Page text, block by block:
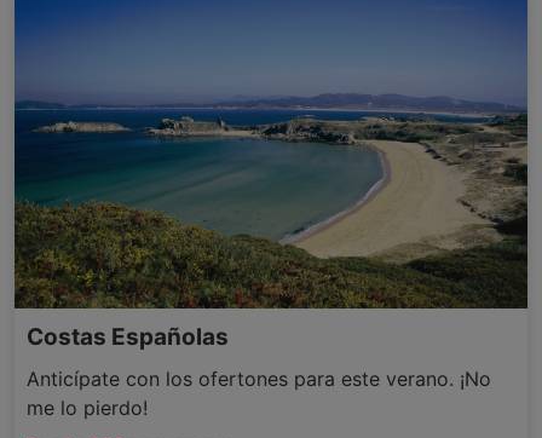
Costas Españolas
Anticípate con los ofertones para este verano. ¡No
me lo pierdo!